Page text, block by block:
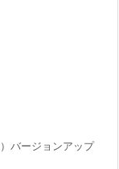
バージョンアップ